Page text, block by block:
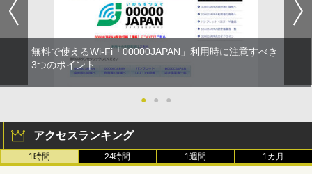
無料で使えるWi-Fi「00000JAPAN」利用時に注意すべき
3つのポイント
● ● ●
アクセスランキング
1時間 24時間 1週間 1カ月